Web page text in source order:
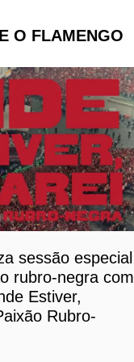
O FLAMENGO
sessão especial
rubro-negra com
Estiver,
Rubro-